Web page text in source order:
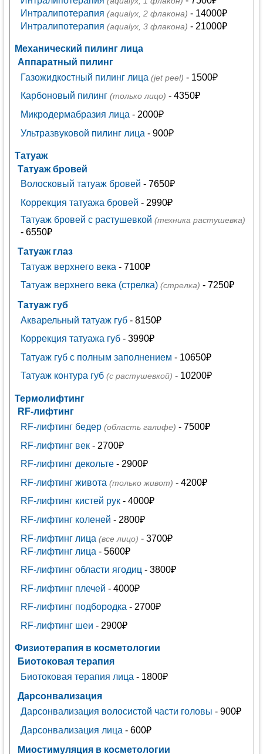
Интралипотерапия (aqualyx, 2 флакона) - 14000₽
Интралипотерапия (aqualyx, 3 флакона) - 21000₽
Механический пилинг лица
Аппаратный пилинг
Газожидкостный пилинг лица (jet peel) - 1500₽
Карбоновый пилинг (только лицо) - 4350₽
Микродермабразия лица - 2000₽
Ультразвуковой пилинг лица - 900₽
Татуаж
Татуаж бровей
Волосковый татуаж бровей - 7650₽
Коррекция татуажа бровей - 2990₽
Татуаж бровей с растушевкой (техника растушевка)
- 6550₽
Татуаж глаз
Татуаж верхнего века - 7100₽
Татуаж верхнего века (стрелка) (стрелка) - 7250₽
Татуаж губ
Акварельный татуаж губ- 8150₽
Коррекция татуажа губ- 3990₽
Татуаж губ с полным заполнением - 10650₽
Татуаж контура губ (с растушевкой) - 10200₽
Термолифтинг
RF-лифтинг
RF-лифтинг бедер (область галифе) - 7500₽
RF-лифтинг век- 2700₽
RF-лифтинг декольте- 2900₽
RF-лифтинг живота (только живот) - 4200₽
RF-лифтинг кистей рук- 4000₽
RF-лифтинг коленей - 2800₽
RF-лифтинг лица (все лицо) - 3700₽
RF-лифтинг лица - 5600₽
RF-лифтинг области ягодиц - 3800₽
RF-лифтинг плечей - 4000₽
RF-лифтинг подбородка- 2700₽
RF-лифтинг шеи - 2900₽
Физиотерапия в косметологии
Биотоковая терапия
Биотоковая терапия лица - 1800₽
Дарсонвализация
Дарсонвализация волосистой части головы - 900₽
Дарсонвализация лица - 600₽
Миостимуляция в косметологии